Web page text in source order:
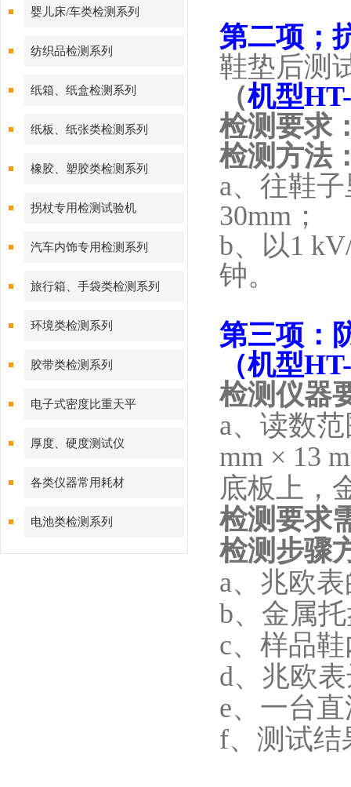
婴儿床/车类检测系列
纺织品检测系列
纸箱、纸盒检测系列
纸板、纸张类检测系列
橡胶、塑胶类检测系列
拐杖专用检测试验机
汽车内饰专用检测系列
旅行箱、手袋类检测系列
环境类检测系列
胶带类检测系列
电子式密度比重天平
厚度、硬度测试仪
各类仪器常用耗材
电池类检测系列
第二项；
鞋垫后测
（机型
检测要求
检测方法
a、往鞋
30mm ；
b、 以1
钟。
第三项：
（机型
检测仪器
a、读数
mm × 13
底板上，
检测要求
检测步骤
a、兆欧
b、金属
c、样品
d、兆欧
e、一台
f、测试结